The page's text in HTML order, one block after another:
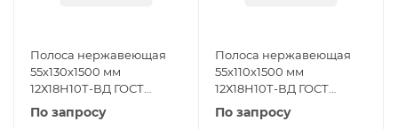
Полоса нержавеющая
55х130х1500 мм
12Х18Н10Т-ВД ГОСТ
18968-73
По запросу
Полоса нержавеющая
55х110х1500 мм
12Х18Н10Т-ВД ГОСТ
18968-73
По запросу